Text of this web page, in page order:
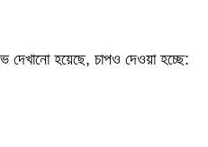
হয়েছে, চাপও দেওয়া হচ্ছে: